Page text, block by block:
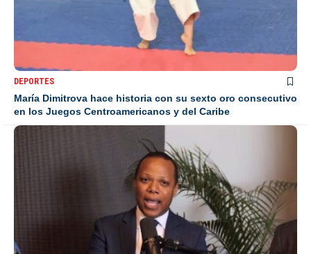
DEPORTES
María Dimitrova hace historia con su sexto oro consecutivo
en los Juegos Centroamericanos y del Caribe